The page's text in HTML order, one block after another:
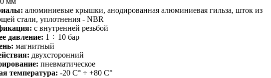
алюминиевые крышки, анодированная алюминиевая гильза, шток из
стали, уплотнения - NBR
с внутренней резьбой
давление: 1 ÷ 10 бар
магнитный
двухсторонний
пневматическое
температура: -20 С° ÷ +80 С°